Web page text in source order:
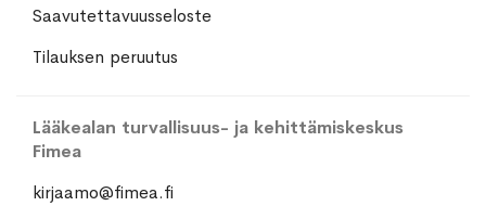
Saavutettavuusseloste
Tilauksen peruutus
Lääkealan turvallisuus- ja kehittämiskeskus
Fimea
kirjaamo@fimea.fi